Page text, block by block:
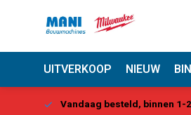
UITVERKOOP NIEUW
Vandaag besteld, binnen